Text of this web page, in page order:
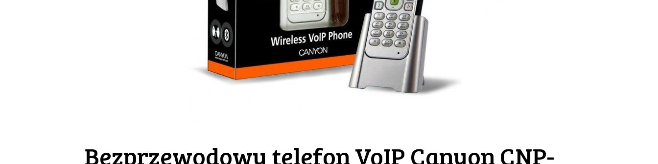
Bezprzewodowy telefon VoIP Canyon CNP-